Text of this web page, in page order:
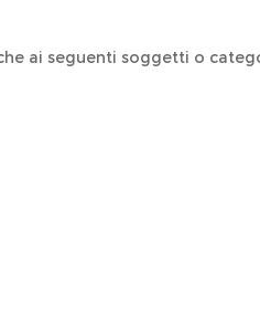
ai seguenti soggetti o